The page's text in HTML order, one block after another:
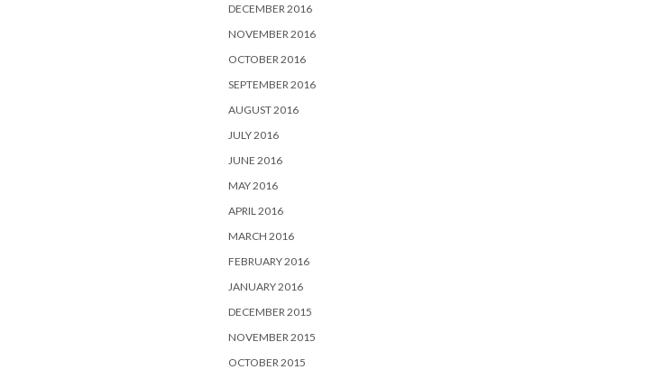
DECEMBER 2016
NOVEMBER 2016
OCTOBER 2016
SEPTEMBER 2016
AUGUST 2016
JULY 2016
JUNE 2016
MAY 2016
APRIL 2016
MARCH 2016
FEBRUARY 2016
JANUARY 2016
DECEMBER 2015
NOVEMBER 2015
OCTOBER 2015